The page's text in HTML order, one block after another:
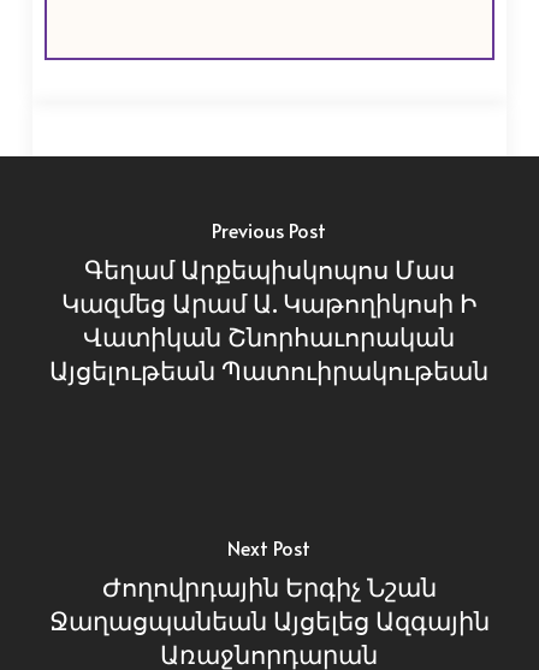
Previous Post
Գեղամ Արքեպիսկոպոս Մաս
Կազմեց Արամ Ա. Կաթողիկոսի Ի
Վատիկան Շնորհաւորական
Այցելութեան Պատուիրակութեան
Next Post
Ժողովրդային Երգիչ Նշան
Ջաղացպանեան Այցելեց Ազգային
Առաջնորդարան